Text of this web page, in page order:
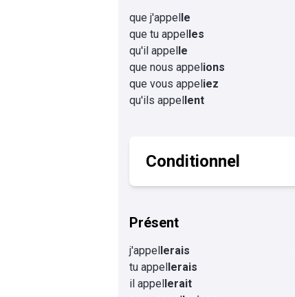
que j'appelle
que tu appelles
qu'il appelle
que nous appelions
que vous appeliez
qu'ils appellent
Conditionnel
Présent
j'appellerais
tu appellerais
il appellerait